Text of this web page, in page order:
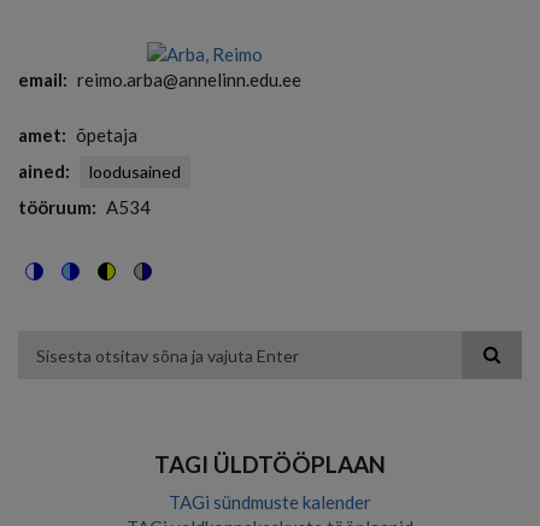
email reimo.arba@annelinn.edu.ee
amet
õpetaja
ained
loodusained
tööruum A534
theme
TAGI ÜLDTÖÖPLAAN
TAGi sündmuste kalender